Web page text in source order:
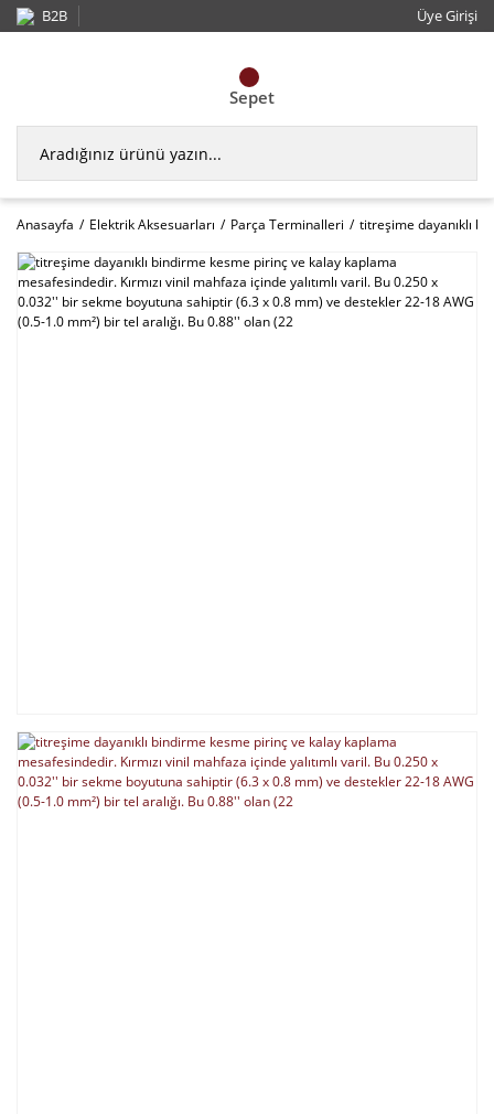
B2B Üye Girişi
Sepet
Anasayfa Elektrik Aksesuarları Parça Terminalleri titreşime dayanıklı